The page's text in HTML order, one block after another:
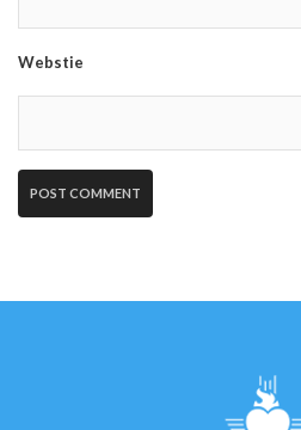
Webstie